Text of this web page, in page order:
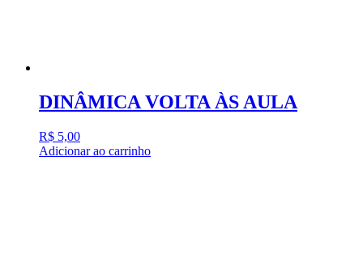
DINÂMICA VOLTA ÀS AULA
R$ 5,00
Adicionar ao carrinho